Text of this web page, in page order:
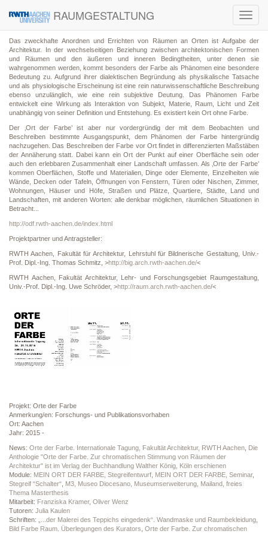
RAUMGESTALTUNG
Das zweckhafte Anordnen und Errichten von Räumen an Orten ist Aufgabe der
Architektur. In der wechselseitigen Beziehung zwischen architektonischen Formen
und Räumen und den äußeren und inneren Bedingtheiten, unter denen sie
wahrgenommen werden, kommt besonders der Farbe als Phänomen eine besondere
Bedeutung zu. Aufgrund ihrer dialektischen Begründung als physikalische Tatsache
und als physiologische Erscheinung ist eine rein naturwissenschaftliche Beschreibung
ebenso unzulänglich, wie eine rein subjektive Deutung. Das Phänomen Farbe
entwickelt eine Wirkung als Interaktion von Subjekt, Materie, Raum, Licht und Zeit
unabhängig von seiner Definition und Entstehung. Es existiert kein Ort ohne Farbe.
Der ‚Ort der Farbe’ ist aber nur vordergründig der mit dem Beobachten und
Beschreiben bestimmte Ausgangspunkt, dem Phänomen der Farbe hintergründig
nachzugehen. Das Beschreiben der Farbe vor Ort findet in differenzierten Maßstäben
der Annäherung statt. Dabei kann ein Ort der Punkt auf einer Oberfläche sein oder
auch den erlebbaren Zusammenhalt einer Landschaft umfassen. Als ‚Orte der Farbe’
kommen Oberflächen, Stoffe und Materialien, Dinge oder Elemente, Einzelheiten wie
Wände, Decken oder Tafeln, Öffnungen von Fenstern, Türen oder Nischen, Zimmer,
Wohnungen, Häuser und Höfe, Straßen und Plätze, Quartiere, Städte, Land und
Landschaften, mit anderen Worten: alle denkbar möglichen, räumlichen Situationen in
Betracht...
http://odf.rwth-aachen.de/index.html
Projektpartner und Antragsteller:
RWTH Aachen, Fakultät für Architektur, Lehrstuhl für Bildnerische Gestaltung, Univ.-
Prof. Dipl.-Ing. Thomas Schmitz, >http://big.arch.rwth-aachen.de/<
RWTH Aachen, Fakultät Architektur, Lehr- und Forschungsgebiet Raumgestaltung,
Univ.-Prof. Dipl.-Ing. Uwe Schröder, >http://raum.arch.rwth-aachen.de/<
Projekt: Orte der Farbe
Anmerkung/en: Forschungs- und Publikationsvorhaben
Ort: Aachen
Jahr: 2015 -
News: Orte der Farbe. Internationale Tagung, Fakultät Architektur, RWTH Aachen Die
Anthologie "Orte der Farbe. Zur chromatischen Stimmung von Räumen der
Architektur" ist im Verlag der Buchhandlung Walther König, Köln erschienen
Module: MEIN ORT DER FARBE, Stegreifentwurf MEIN ORT DER FARBE, Seminar,
Stegreif “Schalter“ M3, Museo Diocesano, Museumserweiterung, Mailand, freies
Thema Masterthesis
Mitarbeit: Franziska Kramer, Oliver Wenz
Tutoren: Julia Kaulen
Schriften:
„...der Malerei des Teppichs eingedenk“. Wandmaske und Raumbekleidung
Bild Farbe Raum. Überlegungen des Kurators Orte der Farbe. Zur chromatischen